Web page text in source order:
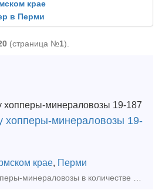
крае
в Перми
(страница №1).
хопперы-минераловозы 19-
крае, Перми